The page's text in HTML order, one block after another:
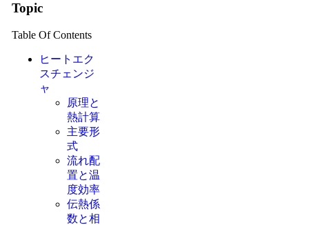
Topic
Table Of Contents
ヒートエク
スチェンジ
ャ
原理と
熱計算
主要形
式
流れ配
置と温
度効率
伝熱係
数と相